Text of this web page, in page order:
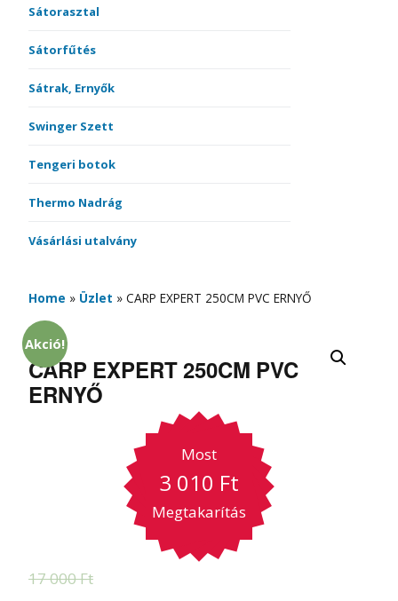
Sátorasztal
Sátorfűtés
Sátrak, Ernyők
Swinger Szett
Tengeri botok
Thermo Nadrág
Vásárlási utalvány
Home » Üzlet » CARP EXPERT 250CM PVC ERNYŐ
Akció!
CARP EXPERT 250CM PVC
ERNYŐ
Most
3 010 Ft
Megtakarítás
17 000Ft